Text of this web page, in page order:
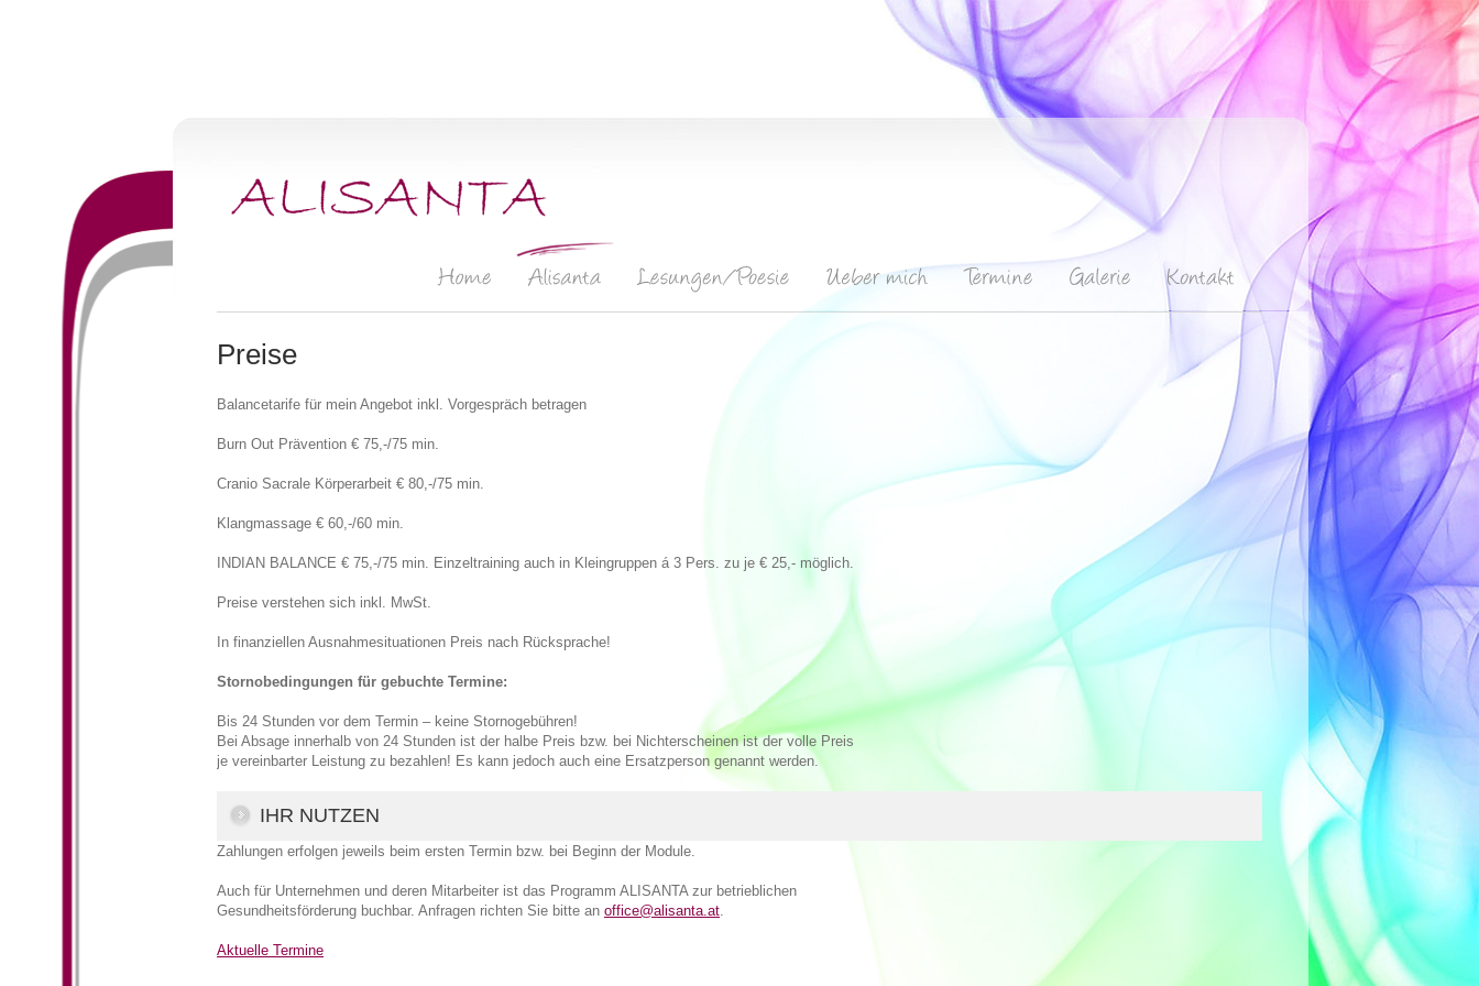
Preise
Balancetarife für mein Angebot inkl. Vorgespräch betragen
Burn Out Prävention € 75,-/75 min.
Cranio Sacrale Körperarbeit € 80,-/75 min.
Klangmassage € 60,-/60 min.
INDIAN BALANCE € 75,-/75 min. Einzeltraining auch in Kleingruppen á 3 Pers. zu je € 25,- möglich.
Preise verstehen sich inkl. MwSt.
In finanziellen Ausnahmesituationen Preis nach Rücksprache!
Stornobedingungen für gebuchte Termine:
Bis 24 Stunden vor dem Termin – keine Stornogebühren!
Bei Absage innerhalb von 24 Stunden ist der halbe Preis bzw. bei Nichterscheinen ist der volle Preis
je vereinbarter Leistung zu bezahlen! Es kann jedoch auch eine Ersatzperson genannt werden.
IHR NUTZEN
Zahlungen erfolgen jeweils beim ersten Termin bzw. bei Beginn der Module.
Auch für Unternehmen und deren Mitarbeiter ist das Programm ALISANTA zur betrieblichen
Gesundheitsförderung buchbar. Anfragen richten Sie bitte an office@alisanta.at.
Aktuelle Termine